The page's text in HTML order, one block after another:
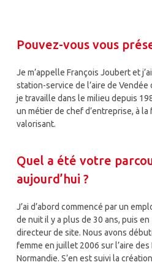
Pouvez-vous vous
Je m’appelle François Joubert et
station-service de l’aire de
je travaille dans le milieu depuis
un métier de chef d’entreprise, à
valorisant.
Quel a été votre
aujourd’hui ?
J’ai d’abord commencé par un
de nuit il y a plus de 30 ans, puis
directeur de site. Nous avons
femme en juillet 2006 sur l’aire des
Normandie. S’en est suivi la